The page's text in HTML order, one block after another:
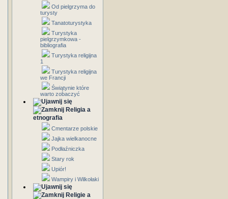
Od pielgrzyma do
turysty
Tanatoturystyka
Turystyka
pielgrzymkowa -
bibliografia
Turystyka religijna
1
Turystyka religijna
we Francji
Świątynie które
warto zobaczyć
Religia a
etnografia
Cmentarze polskie
Jajka wielkanocne
Podłaźniczka
Stary rok
Upiór!
Wampiry i Wilkołaki
Religie a